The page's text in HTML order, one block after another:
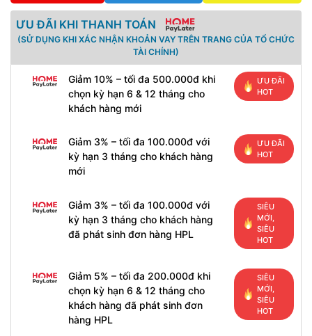
ƯU ĐÃI KHI THANH TOÁN
(SỬ DỤNG KHI XÁC NHẬN KHOẢN VAY TRÊN TRANG CỦA TỔ CHỨC
TÀI CHÍNH)
Giảm 10% – tối đa 500.000đ khi
chọn kỳ hạn 6 & 12 tháng cho
khách hàng mới
ƯU ĐÃI
HOT
Giảm 3% – tối đa 100.000đ với
kỳ hạn 3 tháng cho khách hàng
mới
ƯU ĐÃI
HOT
Giảm 3% – tối đa 100.000đ với
kỳ hạn 3 tháng cho khách hàng
đã phát sinh đơn hàng HPL
SIÊU
MỚI,
SIÊU
HOT
Giảm 5% – tối đa 200.000đ khi
chọn kỳ hạn 6 & 12 tháng cho
khách hàng đã phát sinh đơn
hàng HPL
SIÊU
MỚI,
SIÊU
HOT